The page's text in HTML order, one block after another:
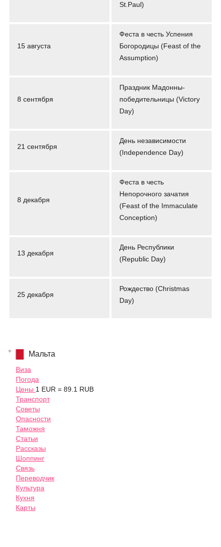
St.Paul)
15 августа
Феста в честь Успения
Богородицы (Feast of the
Assumption)
8 сентября
Праздник Мадонны-
победительницы (Victory
Day)
21 сентября
День независимости
(Independence Day)
8 декабря
Феста в честь
Непорочного зачатия
(Feast of the Immaculate
Conception)
13 декабря
День Республики
(Republic Day)
25 декабря
Рождество (Christmas
Day)
Мальта
Виза
Погода
Цены 1 EUR = 89.1 RUB
Транспорт
Советы
Опасности
Таможня
Статьи
Рассказы
Шоппинг
Связь
Переводчик
Культура
Кухня
Карты